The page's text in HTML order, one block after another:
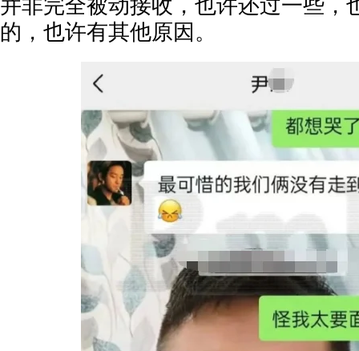
并非完全被动接收，也许还过一些，
的，也许有其他原因。